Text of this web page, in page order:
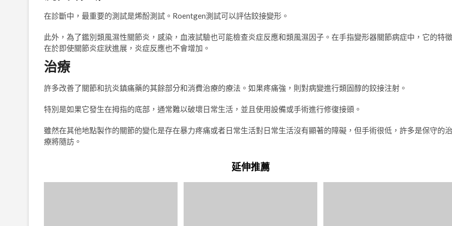
在診斷中，最重要的測試是烯酚測試。Roentgen測試可以評估鉸接變形。
此外，為了鑑別類風濕性關節炎，感染，血液試驗也可能檢查炎症反應和類風濕因子。在手指變形器關節病症中，它的特徵
在於即使關節炎症狀進展，炎症反應也不會增加。
治療
許多改善了關節和抗炎鎮痛藥的其餘部分和消費治療的療法。如果疼痛強，則對病變進行類固醇的鉸接注射。
特別是如果它發生在拇指的底部，通常難以破壞日常生活，並且使用設備或手術進行修復接頭。
雖然在其他地點製作的關節的變化是存在暴力疼痛或者日常生活對日常生活沒有顯著的障礙，但手術很低，許多是保守的治
療將隨訪。
延伸推薦